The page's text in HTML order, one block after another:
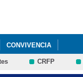
CONVIVENCIA
DEL 26 DE ABRIL AL 10
CRFP